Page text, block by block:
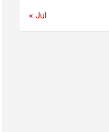
« Jul